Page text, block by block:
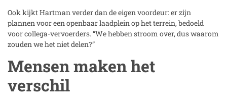
Ook kijkt Hartman verder dan de eigen voordeur: er zijn
plannen voor een openbaar laadplein op het terrein, bedoeld
voor collega-vervoerders. “We hebben stroom over, dus waarom
zouden we het niet delen?”
Mensen maken het
verschil